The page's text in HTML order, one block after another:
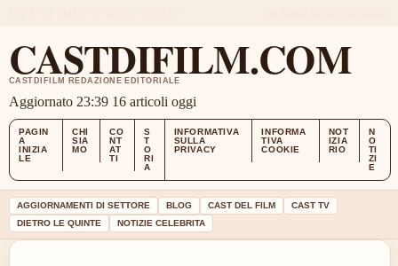
CASTDIFILM.COM
CASTDIFILM REDAZIONE EDITORIALE
Aggiornato 23:39 16 articoli oggi
PAGIN
A
INIZIA
LE
CHI
SIA
MO
CO
NT
AT
TI
S
T
O
RI
A
INFORMATIVA
SULLA
PRIVACY
INFORMA
TIVA
COOKIE
NOT
IZIA
RIO
N
O
TI
ZI
E
AGGIORNAMENTI DI SETTORE BLOG CAST DEL FILM
CAST TV
DIETRO LE QUINTE
NOTIZIE CELEBRITA